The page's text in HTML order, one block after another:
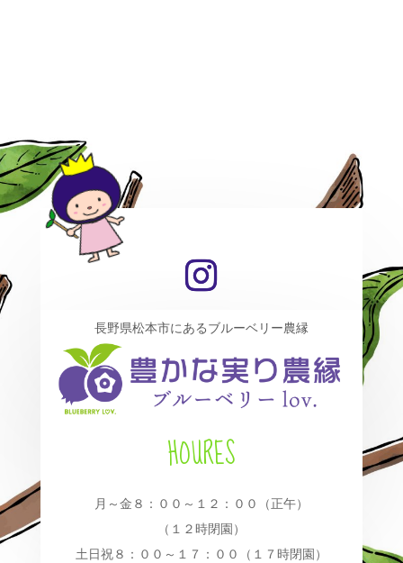
長野県松本市にあるブルーベリー農縁
HOURES
月～金８：００～１２：００（正午）
（１２時閉園）
土日祝８：００～１７：００（１７時閉園）